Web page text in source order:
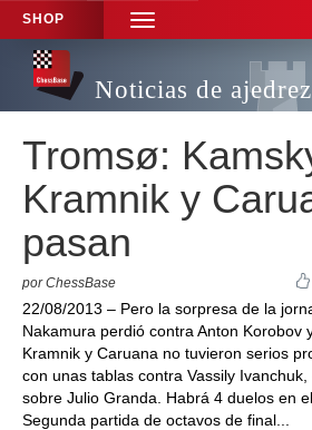
SHOP
TOGGLE
NAVIGATION
Noticias de ajedrez
Tromsø:
Kramnik y
pasan
por ChessBase
22/08/2013 – Pero la sorpresa de la
Nakamura perdió contra Anton Korobov
Kramnik y Caruana no tuvieron serios
con unas tablas contra Vassily
sobre Julio Granda. Habrá 4 duelos en
Segunda partida de octavos de final...